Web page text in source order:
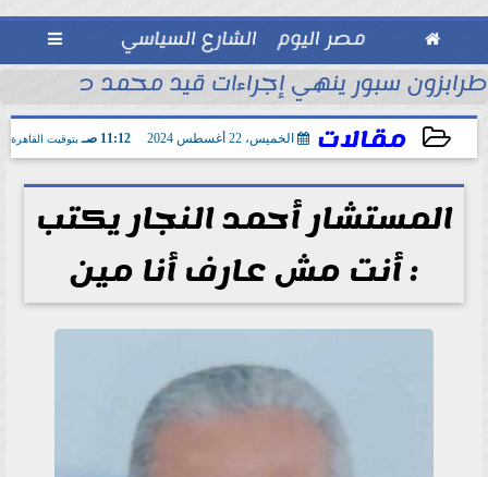
 مصر اليوم الشارع السياسي 
طرابزون سبور ينهي إجراءات قيد محمد صلاح
مقالات الخميس، 22 أغسطس 2024 11:12 صـ بتوقيت القاهرة
2024-08-22 11:12:25
المستشار أحمد النجار يكتب
: أنت مش عارف أنا مين